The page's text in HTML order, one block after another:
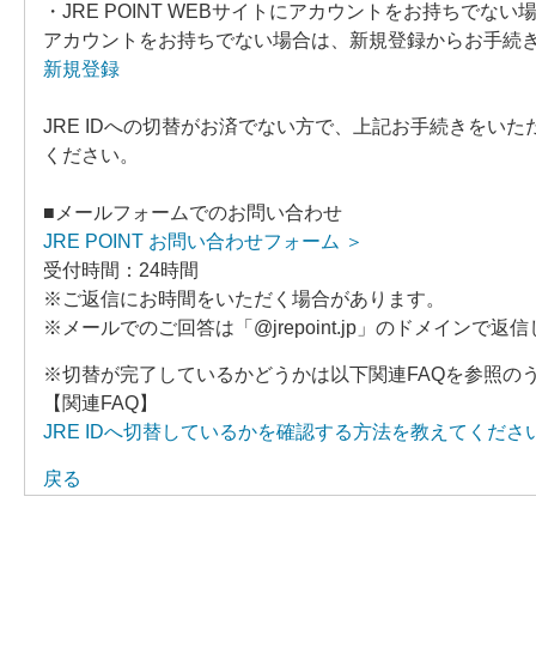
・JRE POINT WEBサイトにアカウントをお持ちでな
アカウントをお持ちでない場合は、新規登録からお手続
新規登録
JRE IDへの切替がお済でない方で、上記お手続きをい
ください。
■メールフォームでのお問い合わせ
JRE POINT お問い合わせフォーム ＞
受付時間：24時間
※ご返信にお時間をいただく場合があります。
※メールでのご回答は「@jrepoint.jp」のドメインで返
※切替が完了しているかどうかは以下関連FAQを参照の
【関連FAQ】
JRE IDへ切替しているかを確認する方法を教えてくださ
戻る